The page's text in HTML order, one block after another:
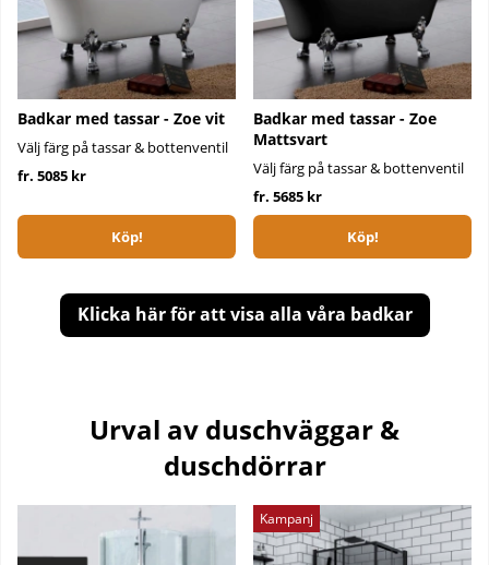
Badkar med tassar - Zoe vit
Välj färg på tassar & bottenventil
fr. 5085 kr
Köp!
Badkar med tassar - Zoe
Mattsvart
Välj färg på tassar & bottenventil
fr. 5685 kr
Köp!
Klicka här för att visa alla våra badkar
Urval av duschväggar &
duschdörrar
Kampanj